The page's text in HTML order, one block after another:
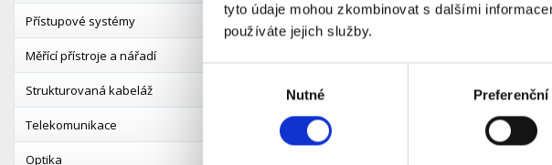
tyto údaje mohou zkombinovat s dalšími
používáte jejich služby.
Nutné Preferenční
Přístupové systémy
Měřící přístroje a nářadí
Strukturovaná kabeláž
Telekomunikace
Optika
Kabelová spojka IP68, typ I,